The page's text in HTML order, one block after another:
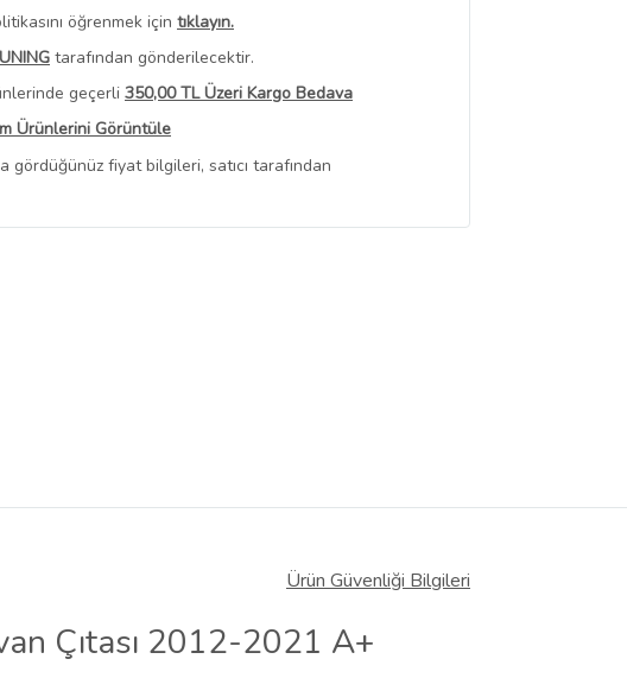
öğrenmek için tıklayın.
tarafından gönderilecektir.
geçerli 350,00 TL Üzeri Kargo Bedava
Ürünlerini Görüntüle
gördüğünüz fiyat bilgileri, satıcı tarafından
Ürün Güvenliği Bilgileri
Çıtası 2012-2021 A+